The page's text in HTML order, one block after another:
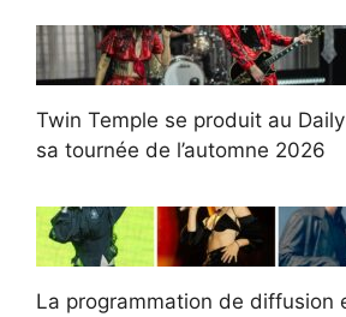
Twin Temple se produit au
sa tournée de l’automne 2026
La programmation de diffusion